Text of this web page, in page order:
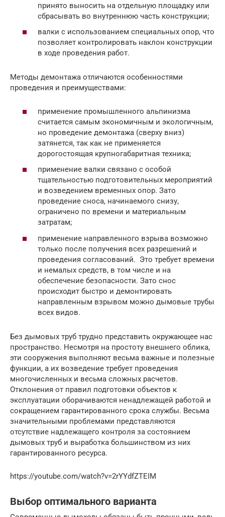
принято выносить на отдельную площадку или
сбрасывать во внутреннюю часть конструкции;
валки с использованием специальных опор, что
позволяет контролировать наклон конструкции
в ходе проведения работ.
Методы демонтажа отличаются особенностями
проведения и преимуществами:
применение промышленного альпинизма
считается самым экономичным и экологичным,
но проведение демонтажа (сверху вниз)
затянется, так как не применяется
дорогостоящая крупногабаритная техника;
применение валки связано с особой
тщательностью подготовительных мероприятий
и возведением временных опор. Зато
проведение сноса, начинаемого снизу,
ограничено по времени и материальным
затратам;
применение направленного взрыва возможно
только после получения всех разрешений и
проведения согласований. Это требует времени
и немалых средств, в том числе и на
обеспечение безопасности. Зато снос
происходит быстро и демонтировать
направленным взрывом можно дымовые трубы
всех видов.
Без дымовых труб трудно представить окружающее нас
пространство. Несмотря на простоту внешнего облика,
эти сооружения выполняют весьма важные и полезные
функции, а их возведение требует проведения
многочисленных и весьма сложных расчетов.
Отклонения от правил подготовки объектов к
эксплуатации оборачиваются ненадлежащей работой и
сокращением гарантированного срока службы. Весьма
значительными проблемами представляются
отсутствие надлежащего контроля за состоянием
дымовых труб и выработка большинством из них
гарантированного ресурса.
https://youtube.com/watch?v=2rYYdfZTEIM
Выбор оптимального варианта